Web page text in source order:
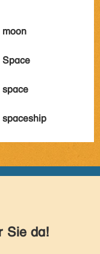
moon
Space
space
spaceship